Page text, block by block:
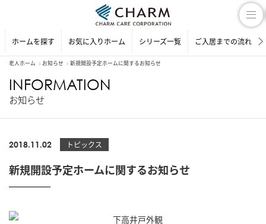
ホームを探す お気に入りホーム シリーズ一覧 ご入居までの流れ
老人ホーム お知らせ 新規開設予定ホームに関するお知らせ
INFORMATION
お知らせ
2018.11.02 トピックス
新規開設予定ホームに関するお知らせ